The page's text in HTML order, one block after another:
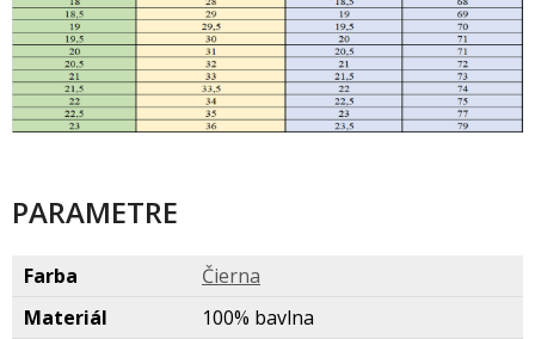
PARAMETRE
Farba
Čierna
Materiál
100% bavlna